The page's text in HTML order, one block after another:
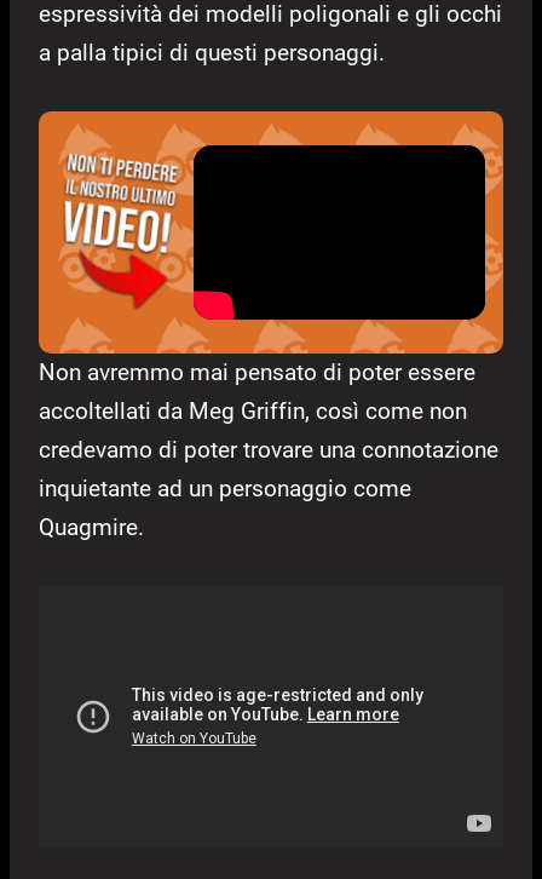
espressività dei modelli poligonali e gli occhi
a palla tipici di questi personaggi.
Non avremmo mai pensato di poter essere
accoltellati da Meg Griffin, così come non
credevamo di poter trovare una connotazione
inquietante ad un personaggio come
Quagmire.